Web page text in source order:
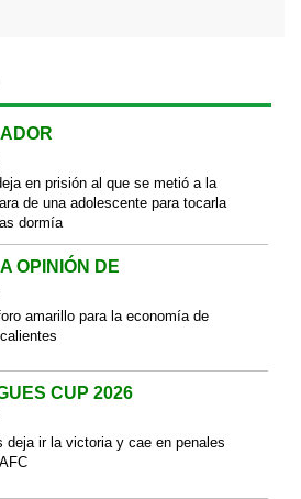
en prisión al que se metió a la
de una adolescente para tocarla
dormía
OPINIÓN DE
amarillo para la economía de
CUP 2026
deja ir la victoria y cae en penales